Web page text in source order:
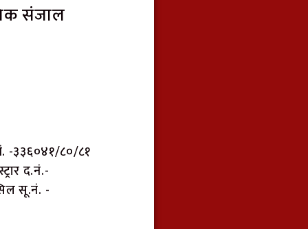
संजाल
-३३६०४१/८०/८१
द.नं.-
सू.नं. -